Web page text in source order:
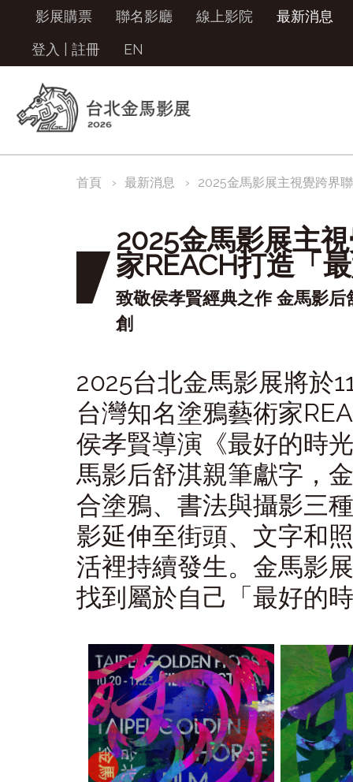
影展購票 聯名影廳 線上影院
最新消息
登入
註冊 EN
首頁 最新消息 2025金馬影展主視覺跨界
2025金馬影展主
家REACH打造「
致敬侯孝賢經典之作 金馬影
創
2025台北金馬影展將於
台灣知名塗鴉藝術家
侯孝賢導演《最好的時
馬影后舒淇親筆獻字，
合塗鴉、書法與攝影三
影延伸至街頭、文字和
活裡持續發生。金馬影
找到屬於自己「最好的